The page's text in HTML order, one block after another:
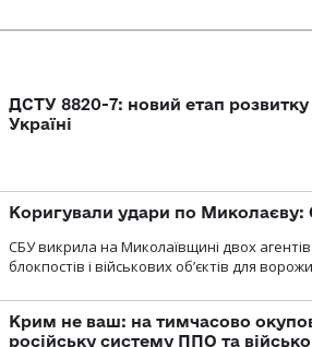
ДСТУ 8820-7: новий етап
Україні
Коригували удари по Миколаєву:
СБУ викрила на Миколаївщині двох
блокпостів і військових об’єктів для
Крим не ваш: на тимчасово
російську систему ППО та